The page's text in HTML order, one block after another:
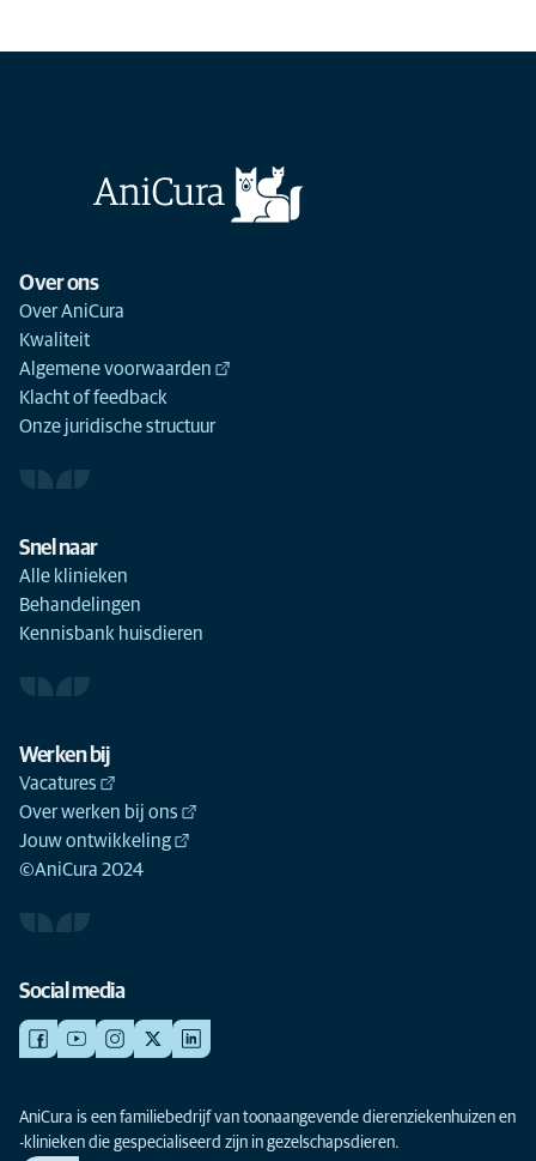
Over ons
Over AniCura
Kwaliteit
Algemene voorwaarden
Klacht of feedback
Onze juridische structuur
Snel naar
Alle klinieken
Behandelingen
Kennisbank huisdieren
Werken bij
Vacatures
Over werken bij ons
Jouw ontwikkeling
©AniCura 2024
Social media
AniCura is een familiebedrijf van toonaangevende dierenziekenhuizen en
-klinieken die gespecialiseerd zijn in gezelschapsdieren.